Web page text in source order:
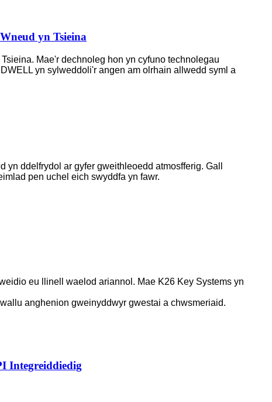
yn Tsieina
Mae'r dechnoleg hon yn cyfuno technolegau
yn sylweddoli'r angen am olrhain allwedd syml a
ddelfrydol ar gyfer gweithleoedd atmosfferig. Gall
pen uchel eich swyddfa yn fawr.
eu llinell waelod ariannol. Mae K26 Key Systems yn
anghenion gweinyddwyr gwestai a chwsmeriaid.
Integreiddiedig